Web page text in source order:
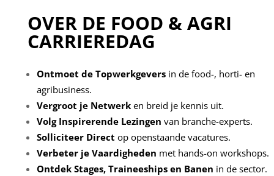
OVER DE FOOD & AGRI
CARRIEREDAG
Ontmoet de Topwerkgeversin de food-, horti- en
agribusiness.
Vergroot je Netwerken breid je kennis uit.
Volg Inspirerende Lezingen van branche-experts.
Solliciteer Direct op openstaande vacatures.
Verbeter je Vaardigheden met hands-on workshops.
Ontdek Stages, Traineeships en Banen in de sector.